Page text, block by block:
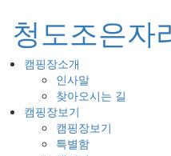
청도조은자
캠핑장소개
인사말
찾아오시는 길
캠핑장보기
캠핑장보기
특별함